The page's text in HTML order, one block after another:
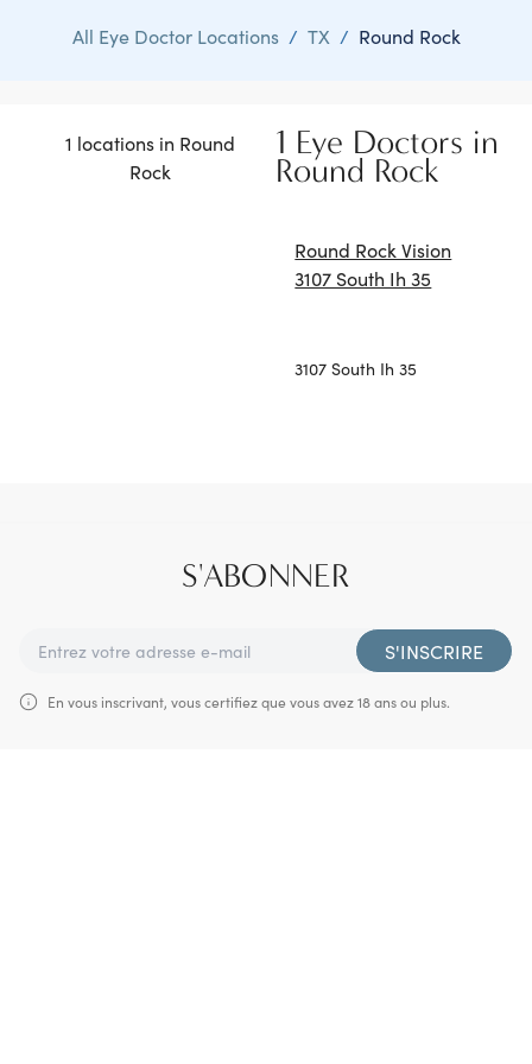
All Eye Doctor Locations / TX / Round Rock
1 locations in Round
Rock
1 Eye Doctors in
Round Rock
Round Rock Vision
3107 South Ih 35
3107 South Ih 35
S'ABONNER
S'INSCRIRE
En vous inscrivant, vous certifiez que vous avez 18 ans ou plus.